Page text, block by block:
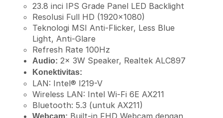
23.8 inci IPS Grade Panel LED Backlight
Resolusi Full HD (1920×1080)
Teknologi MSI Anti-Flicker, Less Blue
Light, Anti-Glare
Refresh Rate 100Hz
Audio: 2x 3W Speaker, Realtek ALC897
Konektivitas:
LAN: Intel® I219-V
Wireless LAN: Intel Wi-Fi 6E AX211
Bluetooth: 5.3 (untuk AX211)
Webcam: Built-in FHD Webcam dengan